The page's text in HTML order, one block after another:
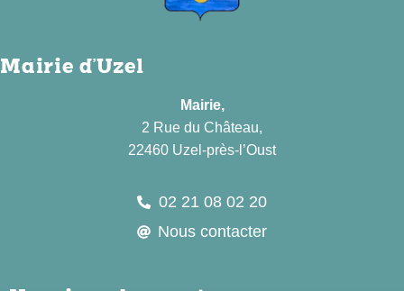
Mairie d'Uzel
Mairie,
2 Rue du Château,
22460 Uzel-près-l’Oust
02 21 08 02 20
Nous contacter